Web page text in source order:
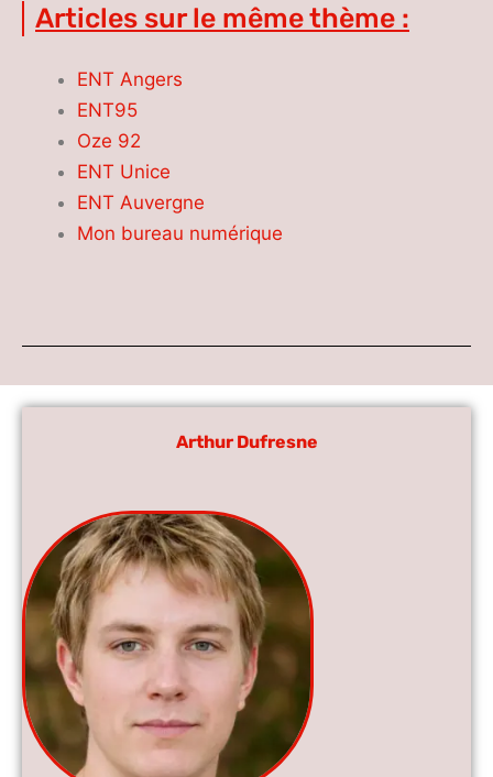
Articles sur le même thème :
ENT Angers
ENT95
Oze 92
ENT Unice
ENT Auvergne
Mon bureau numérique
Arthur Dufresne